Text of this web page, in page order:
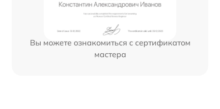
Вы можете ознакомиться с сертификатом
мастера